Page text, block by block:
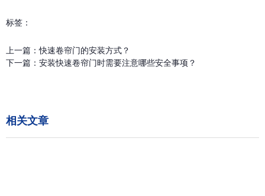
标签：
上一篇：快速卷帘门的安装方式？
下一篇： 安装快速卷帘门时需要注意哪些安全事项？
相关文章